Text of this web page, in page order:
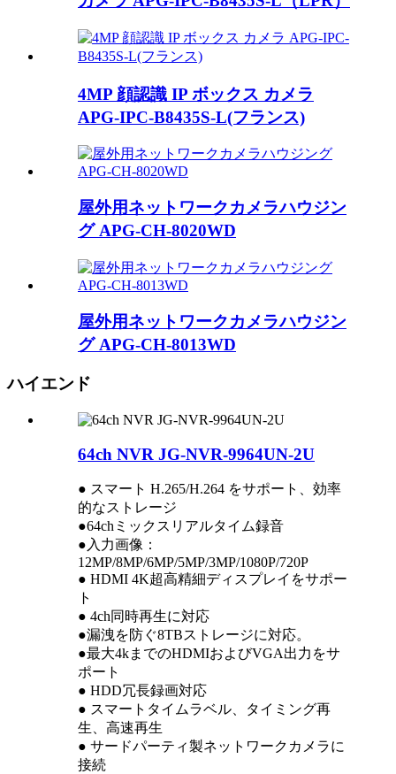
4MP 顔認識 IP ボックス カメラ
APG-IPC-B8435S-L(フランス)
屋外用ネットワークカメラハウジン
グ APG-CH-8020WD
屋外用ネットワークカメラハウジン
グ APG-CH-8013WD
ハイエンド
64ch NVR JG-NVR-9964UN-2U
● スマート H.265/H.264 をサポート、効率
的なストレージ
●64chミックスリアルタイム録音
●入力画像：
12MP/8MP/6MP/5MP/3MP/1080P/720P
● HDMI 4K超高精細ディスプレイをサポー
ト
● 4ch同時再生に対応
●漏洩を防ぐ8TBストレージに対応。
●最大4kまでのHDMIおよびVGA出力をサ
ポート
● HDD冗長録画対応
● スマートタイムラベル、タイミング再
生、高速再生
● サードパーティ製ネットワークカメラに
接続